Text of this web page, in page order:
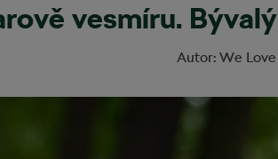
vesmíru.
Autor: We